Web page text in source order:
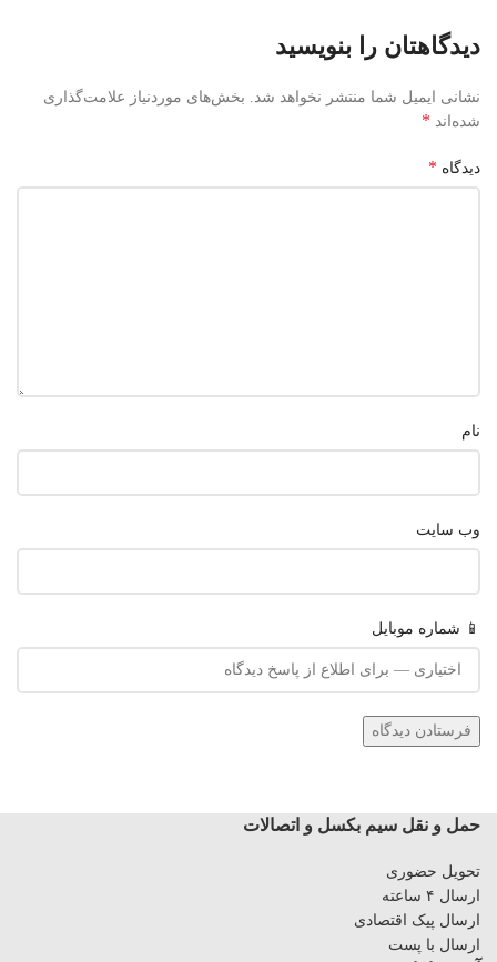
دیدگاهتان را بنویسید
نشانی ایمیل شما منتشر نخواهد شد. بخش‌های موردنیاز علامت‌گذاری
شده‌اند *
دیدگاه *
نام
وب‌ سایت
📱 شماره موبایل
حمل و نقل سیم بکسل و اتصالات
تحویل حضوری
ارسال ۴ ساعته
ارسال پیک اقتصادی
ارسال با پست